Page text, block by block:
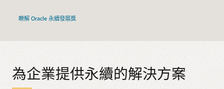
瞭解 Oracle 永續發展獎
為企業提供永續的解決方案